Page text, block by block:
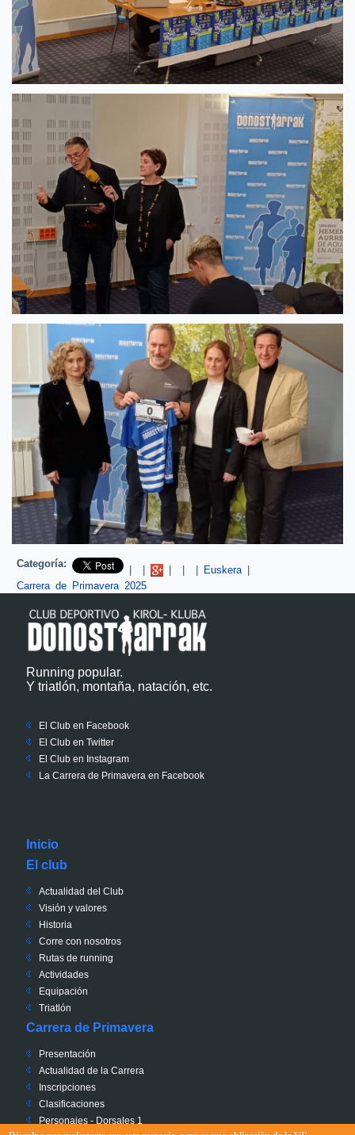
| | |
Pinterest
| | Euskera|
Categoría:
Carrera de Primavera 2025
Running popular.
Y triatlón, montaña, natación, etc.
El Club en Facebook
El Club en Twitter
El Club en Instagram
La Carrera de Primavera en Facebook
Inicio
El club
Actualidad del Club
Visión y valores
Historia
Corre con nosotros
Rutas de running
Actividades
Equipación
Triatlón
Carrera de Primavera
Presentación
Actualidad de la Carrera
Inscripciones
Clasificaciones
Personajes - Dorsales 1